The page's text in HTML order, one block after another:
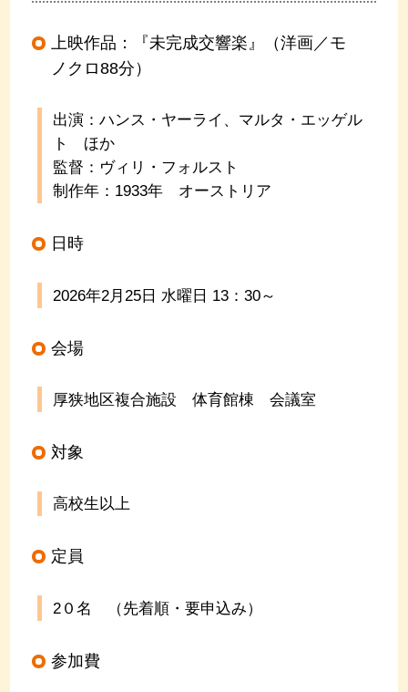
上映作品：『未完成交響楽』（洋画／モ
ノクロ88分）
出演：ハンス・ヤーライ、マルタ・エッゲル
ト ほか
監督：ヴィリ・フォルスト
制作年：1933年 オーストリア
日時
2026年2月25日 水曜日 13 ：30～
会場
厚狭地区複合施設 体育館棟 会議室
対象
高校生以上
定員
2０名 （先着順・要申込み）
参加費